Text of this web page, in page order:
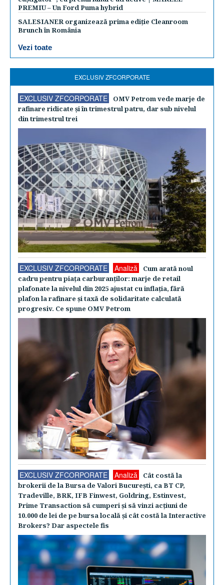
PREMIU – Un Ford Puma hybrid
SALESIANER organizează prima ediție Cleanroom
Brunch în România
Vezi toate
EXCLUSIV ZFCORPORATE
EXCLUSIV ZFCORPORATE
OMV Petrom vede marje de
rafinare ridicate şi în trimestrul patru, dar sub nivelul
din trimestrul trei
EXCLUSIV ZFCORPORATE Analiză
Cum arată noul
cadru pentru piaţa carburanţilor: marje de retail
plafonate la nivelul din 2025 ajustat cu inflaţia, fără
plafon la rafinare şi taxă de solidaritate calculată
progresiv. Ce spune OMV Petrom
EXCLUSIV ZFCORPORATE Analiză
Cât costă la
brokerii de la Bursa de Valori Bucureşti, ca BT CP,
Tradeville, BRK, IFB Finwest, Goldring, Estinvest,
Prime Transaction să cumperi şi să vinzi acţiuni de
10.000 de lei de pe bursa locală şi cât costă la Interactive
Brokers? Dar aspectele fis